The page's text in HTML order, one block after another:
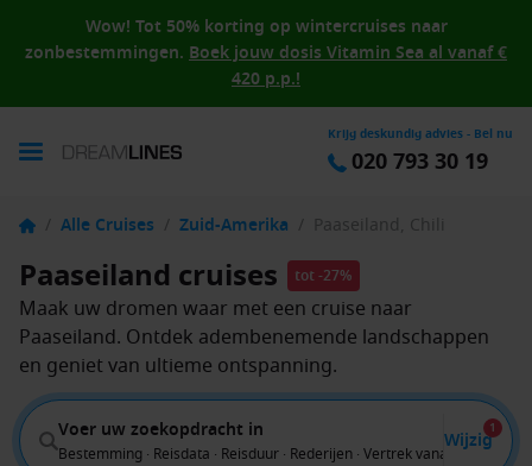
Wow! Tot 50% korting op wintercruises naar
zonbestemmingen. Boek jouw dosis Vitamin Sea al vanaf €
420 p.p.!
Krijg deskundig advies - Bel nu
020 793 30 19
/ Alle Cruises / Zuid-Amerika / Paaseiland, Chili
Paaseiland cruises tot -27%
Maak uw dromen waar met een cruise naar
Paaseiland. Ontdek adembenemende landschappen
en geniet van ultieme ontspanning.
Voer uw zoekopdracht in
Bestemming · Reisdata · Reisduur · Rederijen · Vertrek vanaf
Wijzig
1